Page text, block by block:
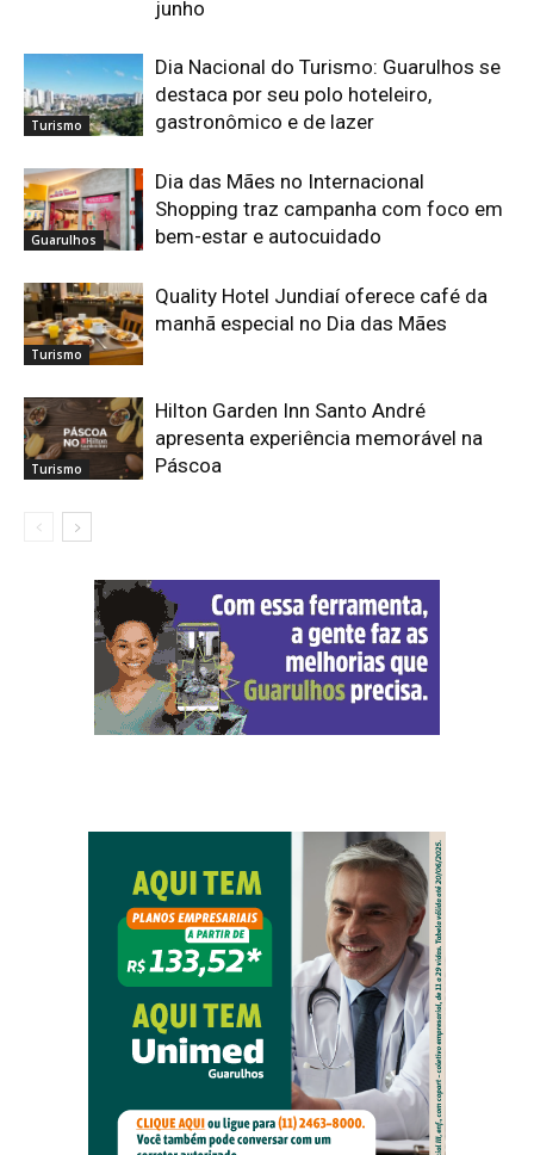
junho
Turismo
Dia Nacional do Turismo: Guarulhos se
destaca por seu polo hoteleiro,
gastronômico e de lazer
Guarulhos
Dia das Mães no Internacional
Shopping traz campanha com foco em
bem-estar e autocuidado
Turismo
Quality Hotel Jundiaí oferece café da
manhã especial no Dia das Mães
Turismo
Hilton Garden Inn Santo André
apresenta experiência memorável na
Páscoa